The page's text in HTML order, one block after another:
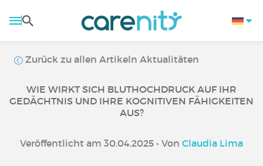
Zurück zu allen Artikeln Aktualitäten
WIE WIRKT SICH BLUTHOCHDRUCK AUF IHR
GEDÄCHTNIS UND IHRE KOGNITIVEN FÄHIGKEITEN
AUS?
Veröffentlicht am 30.04.2025 • Von Claudia Lima